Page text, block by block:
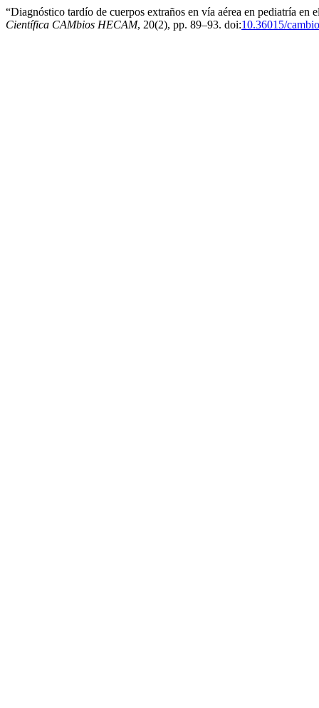
“Diagnóstico tardío de cuerpos extraños en vía aérea en pediatría
Científica CAMbios HECAM, 20(2), pp. 89–93. doi:10.36015/